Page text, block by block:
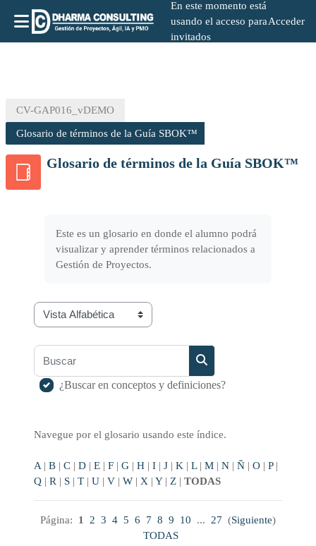
En este momento está
usando el acceso para
invitados
Acceder
CV-GAP016_vDEMO
Glosario de términos de la Guía SBOK™
Glosario de términos de la Guía SBOK™
Este es un glosario en donde el alumno podrá
visualizar y aprender términos relacionados a
Gestión de Proyectos.
Navegue por el glosario usando este índice.
Buscar
Buscar
¿Buscar en conceptos y definiciones?
Navegue por el glosario usando este índice.
A| B | C | D | E | F | G | H | I | J | K | L| M | N | Ñ | O | P|
Q | R | S | T | U | V | W | X | Y| Z | TODAS
Página: 1 2 3 4 5 6 7 8 9 10 ... 27 (Siguiente)
TODAS